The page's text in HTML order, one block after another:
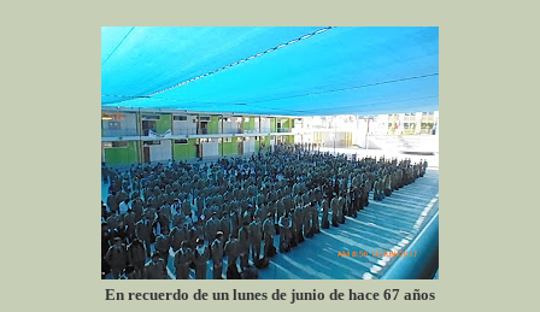
En recuerdo de un lunes de junio de hace 67 años